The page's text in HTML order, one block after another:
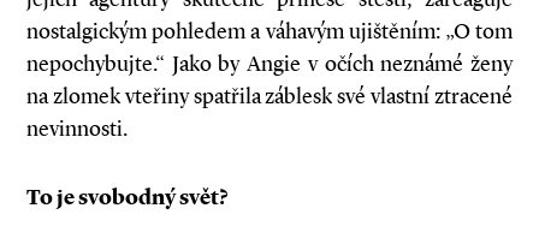
nostalgickým pohledem a váhavým ujištěním: „O tom
nepochybujte.“ Jako by Angie v očích neznámé ženy
na zlomek vteřiny spatřila záblesk své vlastní ztracené
nevinnosti.
To je svobodný svět?